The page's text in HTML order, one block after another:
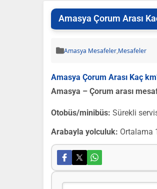
Amasya Çorum Arası
Amasya Mesafeler,Mesafeler
Amasya Çorum Arası Kaç
Amasya – Çorum arası
Otobüs/minibüs: Sürekli
Arabayla yolculuk: Ortalama